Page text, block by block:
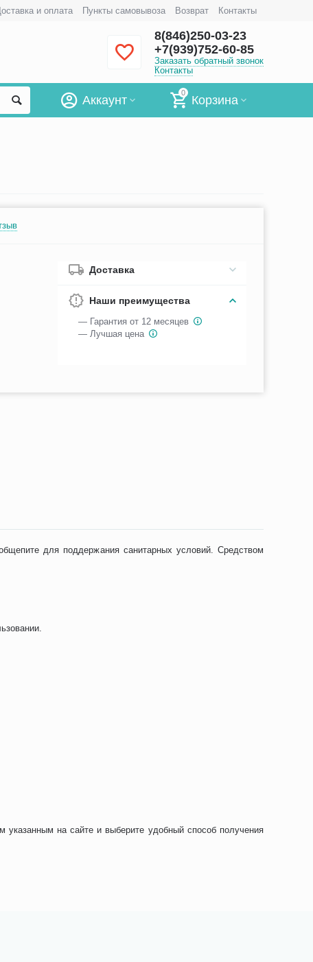
и оплата Пункты самовывоза Возврат Контакты
8(846)250-03-23
+7(939)752-60-85
Заказать обратный звонок
Контакты
0
Корзина
Аккаунт
Доставка
Наши преимущества
— Гарантия от 12 месяцев
— Лучшая цена
для поддержания санитарных условий. Средством
на сайте и выберите удобный способ получения